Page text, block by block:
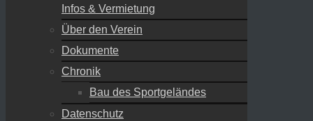
Infos & Vermietung
Über den Verein
Dokumente
Chronik
Bau des Sportgeländes
Datenschutz